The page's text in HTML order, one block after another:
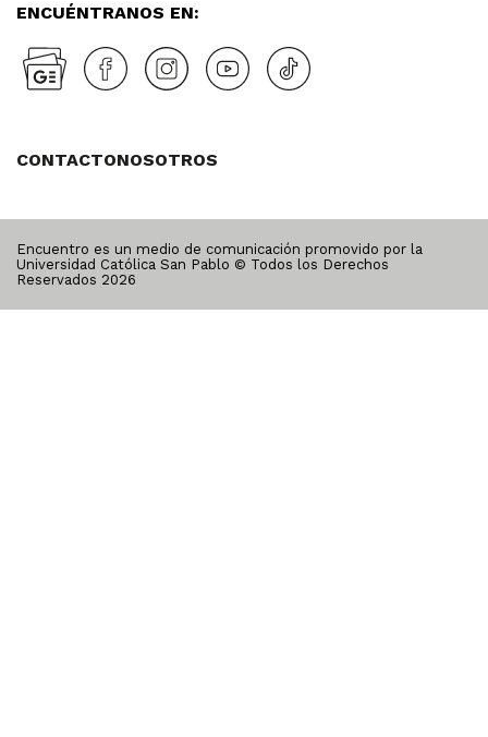
ENCUÉNTRANOS EN:
CONTACTONOSOTROS
Encuentro es un medio de comunicación promovido por la
Universidad Católica San Pablo © Todos los Derechos
Reservados 2026